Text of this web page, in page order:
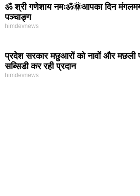
ॐ श्री गणेशाय नमःॐ🌞आपका दिन
पञ्चाङ्ग
himdevnews
प्रदेश सरकार मछुआरों को नावों और
सब्सिडी कर रही प्रदान
himdevnews